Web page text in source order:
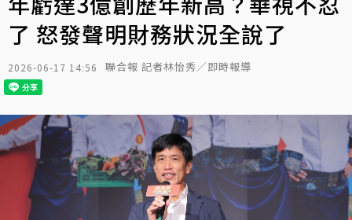
了 怒發聲明財務狀況全說了
2026-06-17 14:56 聯合報 記者林怡秀／即時報導